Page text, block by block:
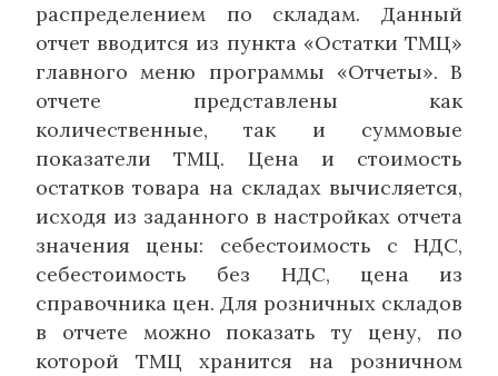
распределением по складам. Данный
отчет вводится из пункта «Остатки ТМЦ»
главного меню программы «Отчеты». В
отчете представлены как
количественные, так и суммовые
показатели ТМЦ. Цена и стоимость
остатков товара на складах вычисляется,
исходя из заданного в настройках отчета
значения цены: себестоимость с НДС,
себестоимость без НДС, цена из
справочника цен. Для розничных складов
в отчете можно показать ту цену, по
которой ТМЦ хранится на розничном